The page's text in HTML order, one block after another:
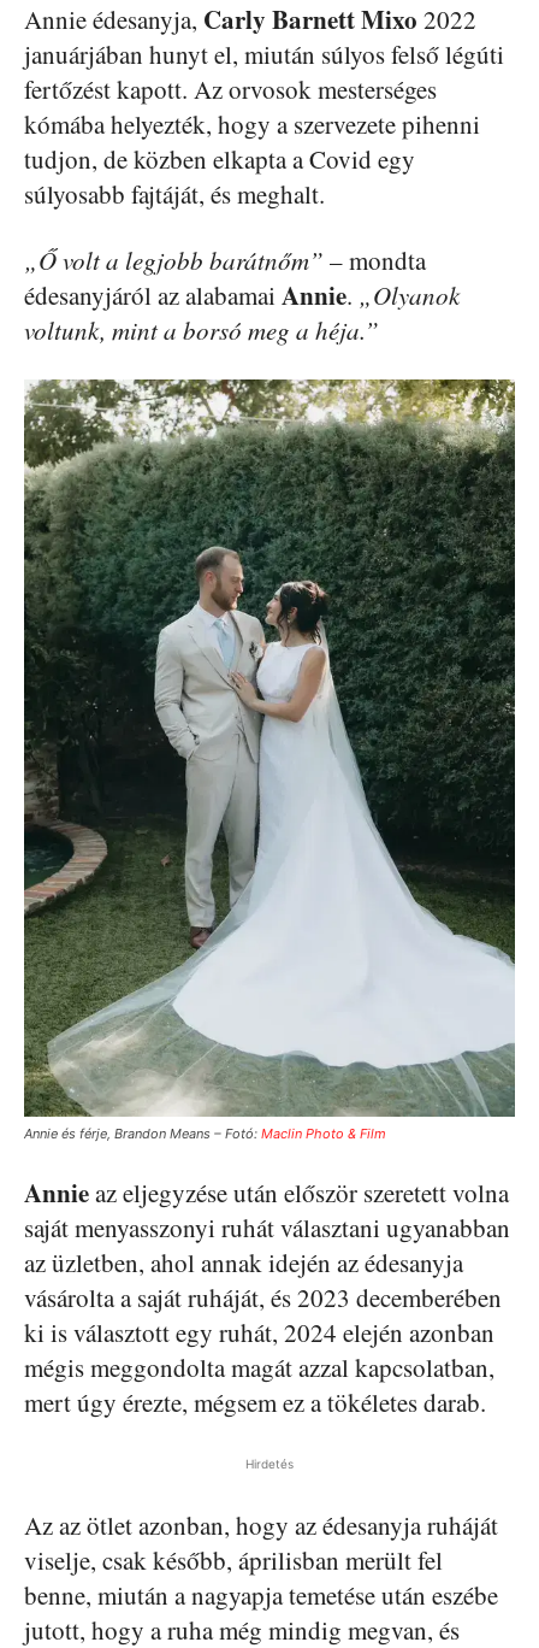
Annie édesanyja, Carly Barnett Mixo 2022
januárjában hunyt el, miután súlyos felső légúti
fertőzést kapott. Az orvosok mesterséges
kómába helyezték, hogy a szervezete pihenni
tudjon, de közben elkapta a Covid egy
súlyosabb fajtáját, és meghalt.
„Ő volt a legjobb barátnőm” – mondta
édesanyjáról az alabamai Annie. „Olyanok
voltunk, mint a borsó meg a héja.”
Annie és férje, Brandon Means – Fotó: Maclin Photo & Film
Annieaz eljegyzése után először szeretett volna
saját menyasszonyi ruhát választani ugyanabban
az üzletben, ahol annak idején az édesanyja
vásárolta a saját ruháját, és 2023 decemberében
ki is választott egy ruhát, 2024 elején azonban
mégis meggondolta magát azzal kapcsolatban,
mert úgy érezte, mégsem ez a tökéletes darab.
Hirdetés
Az az ötlet azonban, hogy az édesanyja ruháját
viselje, csak később, áprilisban merült fel
benne, miután a nagyapja temetése után eszébe
jutott, hogy a ruha még mindig megvan, és